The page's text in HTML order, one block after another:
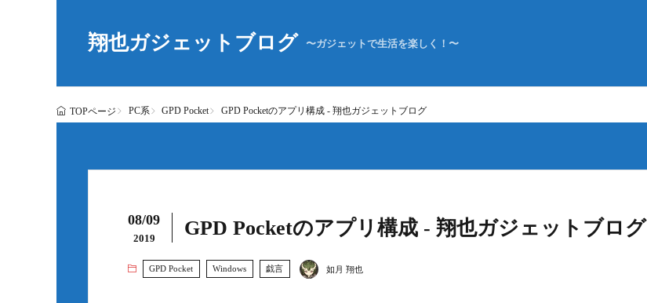
翔也ガジェットブログ 〜ガジェットで生活を楽しく！〜
TOPページ PC系 GPD Pocket GPD Pocketのアプリ構成 - 翔也ガジェットブログ
08/09
2019 GPD Pocketのアプリ構成 - 翔也ガジェットブログ
GPD Pocket Windows 戯言 如月 翔也